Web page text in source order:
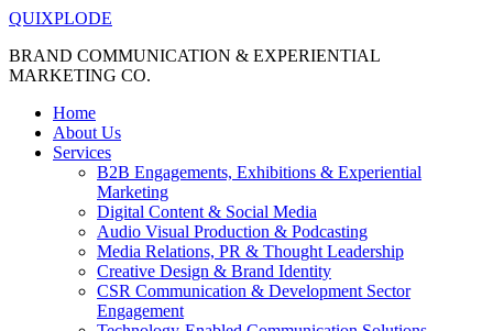
QUIXPLODE
BRAND COMMUNICATION & EXPERIENTIAL
MARKETING CO.
Home
About Us
Services
B2B Engagements, Exhibitions & Experiential
Marketing
Digital Content & Social Media
Audio Visual Production & Podcasting
Media Relations, PR & Thought Leadership
Creative Design & Brand Identity
CSR Communication & Development Sector
Engagement